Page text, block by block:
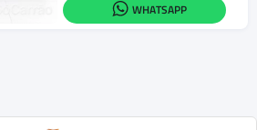
WHATSAPP